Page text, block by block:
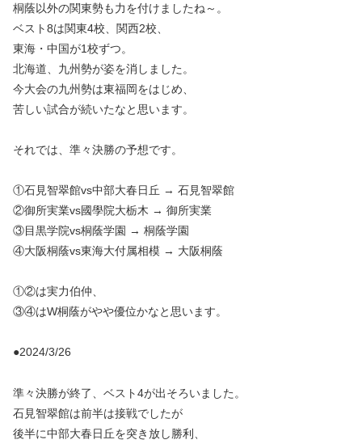
桐蔭以外の関東勢も力を付けましたね～。
ベスト8は関東4校、関西2校、
東海・中国が1校ずつ。
北海道、九州勢が姿を消しました。
今大会の九州勢は東福岡をはじめ、
苦しい試合が続いたなと思います。
それでは、準々決勝の予想です。
①石見智翠館vs中部大春日丘 → 石見智翠館
②御所実業vs國學院大栃木 → 御所実業
③目黒学院vs桐蔭学園 → 桐蔭学園
④大阪桐蔭vs東海大付属相模 → 大阪桐蔭
①②は実力伯仲、
③④はW桐蔭がやや優位かなと思います。
●2024/3/26
準々決勝が終了、ベスト4が出そろいました。
石見智翠館は前半は接戦でしたが
後半に中部大春日丘を突き放し勝利、